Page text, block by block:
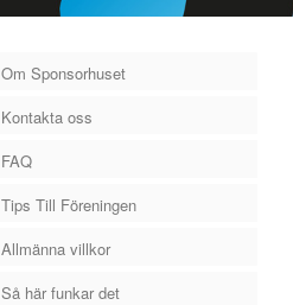
Om Sponsorhuset
Kontakta oss
FAQ
Tips Till Föreningen
Allmänna villkor
Så här funkar det